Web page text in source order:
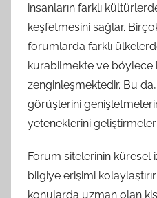
insanların farklı
keşfetmesini sağlar.
forumlarda farklı
kurabilmekte ve böylece
zenginleşmektedir. Bu
görüşlerini
yeteneklerini
Forum sitelerinin küresel
bilgiye erişimi
konularda uzman olan